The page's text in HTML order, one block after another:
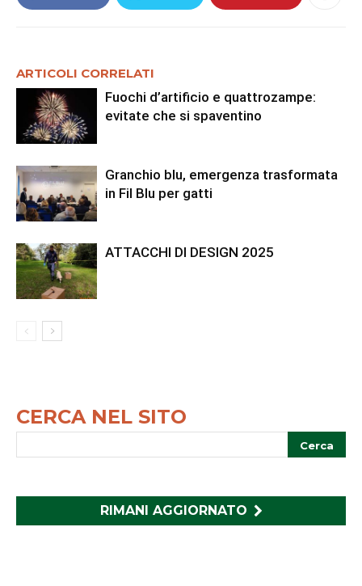
ARTICOLI CORRELATI
Fuochi d’artificio e quattrozampe:
evitate che si spaventino
Granchio blu, emergenza trasformata
in Fil Blu per gatti
ATTACCHI DI DESIGN 2025
CERCA NEL SITO
RIMANI AGGIORNATO